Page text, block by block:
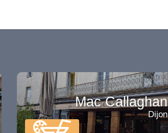
Mac Callaghan
Dijon